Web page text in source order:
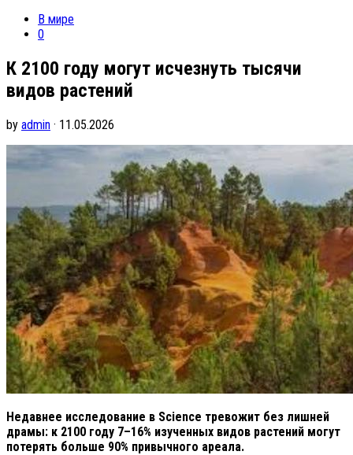
В мире
0
К 2100 году могут исчезнуть тысячи
видов растений
by admin · 11.05.2026
Недавнее исследование в Science тревожит без лишней
драмы: к 2100 году 7–16% изученных видов растений могут
потерять больше 90% привычного ареала.